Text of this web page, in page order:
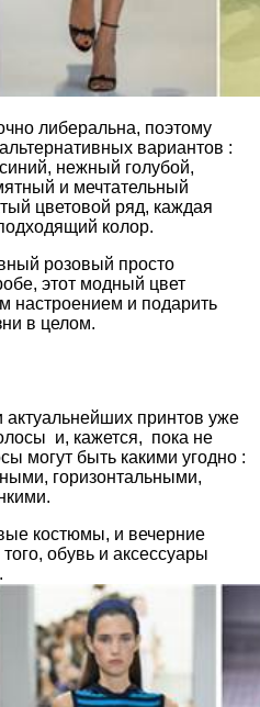
либеральна, поэтому
вариантов :
нежный голубой,
и мечтательный
цветовой ряд, каждая
колор.
розовый просто
этот модный цвет
настроением и подарить
в целом.
принтов уже
и, кажется, пока не
могут быть какими угодно :
горизонтальными,
костюмы, и вечерние
обувь и аксессуары